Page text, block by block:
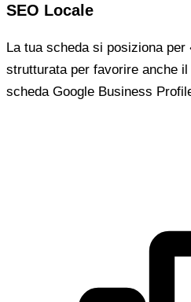
SEO Locale
La tua scheda si posiziona
strutturata per favorire anche
scheda Google Business